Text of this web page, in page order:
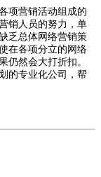
项营销活动组成的
销人员的努力，单
乏总体网络营销策
在各项分立的网络
仍然会大打折扣。
的专业化公司，帮